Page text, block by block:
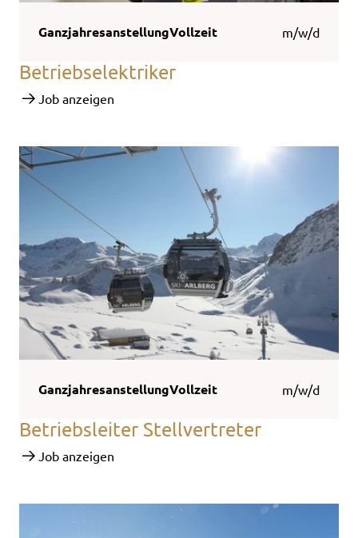
GanzjahresanstellungVollzeit m/w/d
Betriebselektriker
Job anzeigen
GanzjahresanstellungVollzeit m/w/d
Betriebsleiter Stellvertreter
Job anzeigen